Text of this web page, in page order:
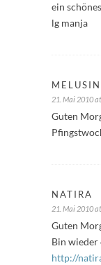
ein
lg manja
21. Mai 2010
Guten
NATIRA
21. Mai 2010
Guten
Bin wieder
http://